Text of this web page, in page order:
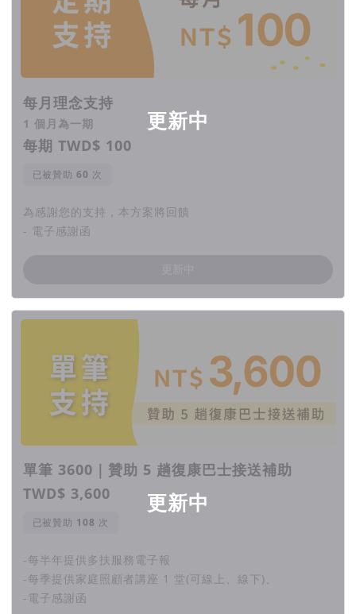
更新中
每月理念支持
1 個月為一期
每期 TWD$ 100
已被贊助 次
為感謝您的支持，本方案將回饋
- 電子感謝函
更新中
單筆 3600｜贊助 5 趟復康巴士接送補助
TWD$ 3,600
已被贊助 次
-每半年提供多扶服務電子報
-每季提供家庭照顧者講座 1 堂(可線上、線下)、
-電子感謝函